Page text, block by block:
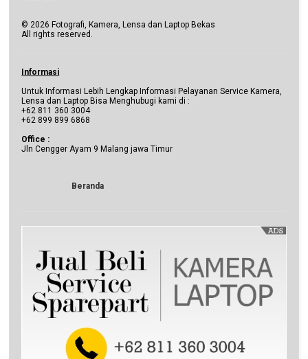
©2026 Fotografi, Kamera, Lensa dan Laptop Bekas
All rights reserved.
Informasi
Untuk Informasi Lebih Lengkap Informasi Pelayanan Service Kamera,
Lensa dan Laptop Bisa Menghubugi kami di :
+62 811 360 3004
+62 899 899 6868
Office :
Jln Cengger Ayam 9 Malang jawa Timur
Beranda